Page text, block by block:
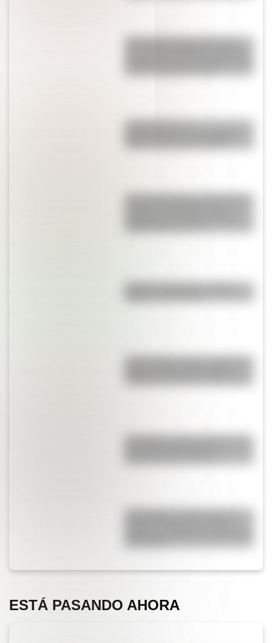
17 de agosto para docentes:
La historia de su
Así era la Autopista 25 de Mayo
diferencias con hoy
Bandera de Bolivia: historia,
Parque Nacional San Guillermo:
San Martín y Simón Bolívar: así
17 de agosto: cómo hacer el
reciclables
ESTÁ PASANDO AHORA